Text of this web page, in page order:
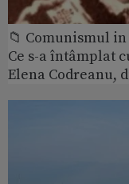
📁 Comunismul
Ce s-a întâmplat
Elena Codreanu,